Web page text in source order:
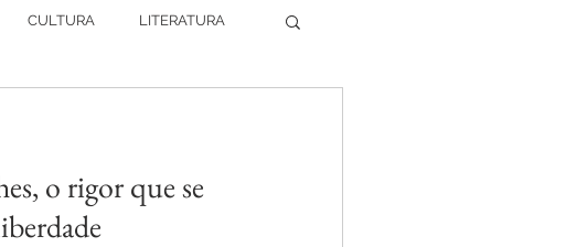
CULTURA LITERATURA
o rigor que se